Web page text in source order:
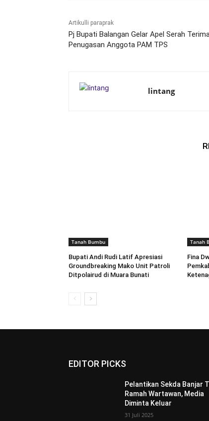
Artikulli paraprak
Pj Bupati Balangan Gelar Apel Serah
Penugasan Anggota PAM TPS
lintang
Tanah Bumbu
Bupati Andi Rudi Latif Apresiasi
Groundbreaking Mako Unit Patroli
Ditpolairud di Muara Bunati
Tanah
Fina
EDITOR PICKS
Pelantikan Sekda Banjar
Ramah Wartawan, Media
Diminta Keluar
31 Juli 2025